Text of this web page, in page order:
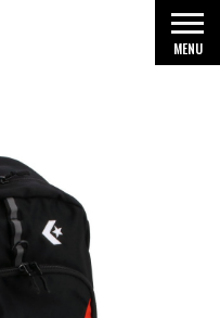
MENU